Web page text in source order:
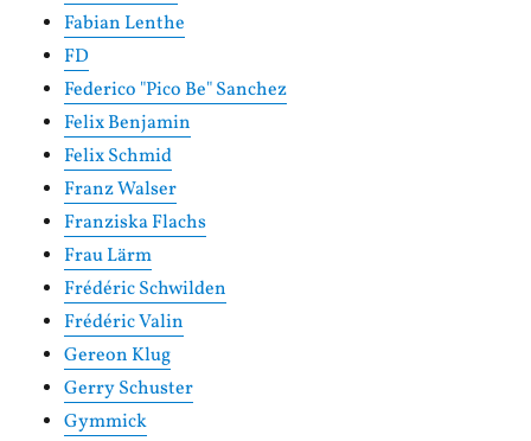
Fabian Lenthe
FD
Federico "Pico Be" Sanchez
Felix Benjamin
Felix Schmid
Franz Walser
Franziska Flachs
Frau Lärm
Frédéric Schwilden
Frédéric Valin
Gereon Klug
Gerry Schuster
Gymmick